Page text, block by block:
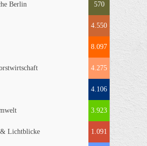
Berlin 570
4.550
8.097
4.275
4.106
3.923
Lichtblicke 1.091